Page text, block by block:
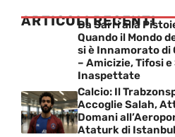
ARTICOLI RECENTI
Da Sarri alla
Quando il Mondo
si è Innamorato di
– Amicizie, Tifosi
Inaspettate
Calcio: Il
Accoglie Salah,
Domani
Ataturk di Istanbul